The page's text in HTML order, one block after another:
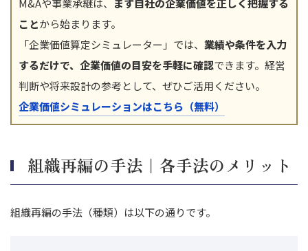
ことから始まります。
「企業価値算定シミュレーター」では、 業績や条件を入力
するだけで、企業価値の目安を手軽に確認できます。経営
判断や将来設計の参考として、ぜひご活用ください。
企業価値シミュレーションはこちら（無料）
組織再編の手法｜各手法のメリット
組織再編の手法（種類）は以下の通りです。